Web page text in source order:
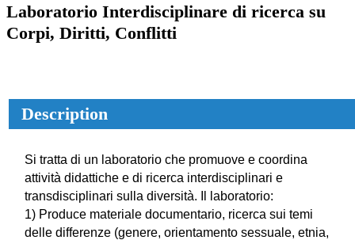
Laboratorio Interdisciplinare di ricerca su
Corpi, Diritti, Conflitti
Description
Si tratta di un laboratorio che promuove e coordina
attività didattiche e di ricerca interdisciplinari e
transdisciplinari sulla diversità. Il laboratorio:
1) Produce materiale documentario, ricerca sui temi
delle differenze (genere, orientamento sessuale, etnia,